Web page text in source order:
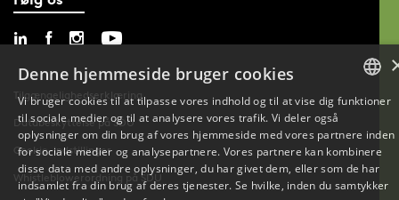
Tilgængelighedserklæring
Databeskyttelse på SDU
Cookie-indstillinger
Whistleblowerordning på SDU
ENGLISH
Denne hjemmeside bruger cookies
Vi bruger cookies til at tilpasse vores indhold og til at vise dig funktioner
til sociale medier og til at analysere vores trafik. Vi deler også
oplysninger om din brug af vores hjemmeside med vores partnere inden
for sociale medier og analysepartnere. Vores partnere kan kombinere
disse data med andre oplysninger, du har givet dem, eller som de har
indsamlet fra din brug af deres tjenester. Se hvilke, inden du samtykker